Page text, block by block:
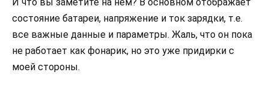
И что вы заметите на нем? В основном отображает
состояние батареи, напряжение и ток зарядки, т.е.
все важные данные и параметры. Жаль, что он пока
не работает как фонарик, но это уже придирки с
моей стороны.